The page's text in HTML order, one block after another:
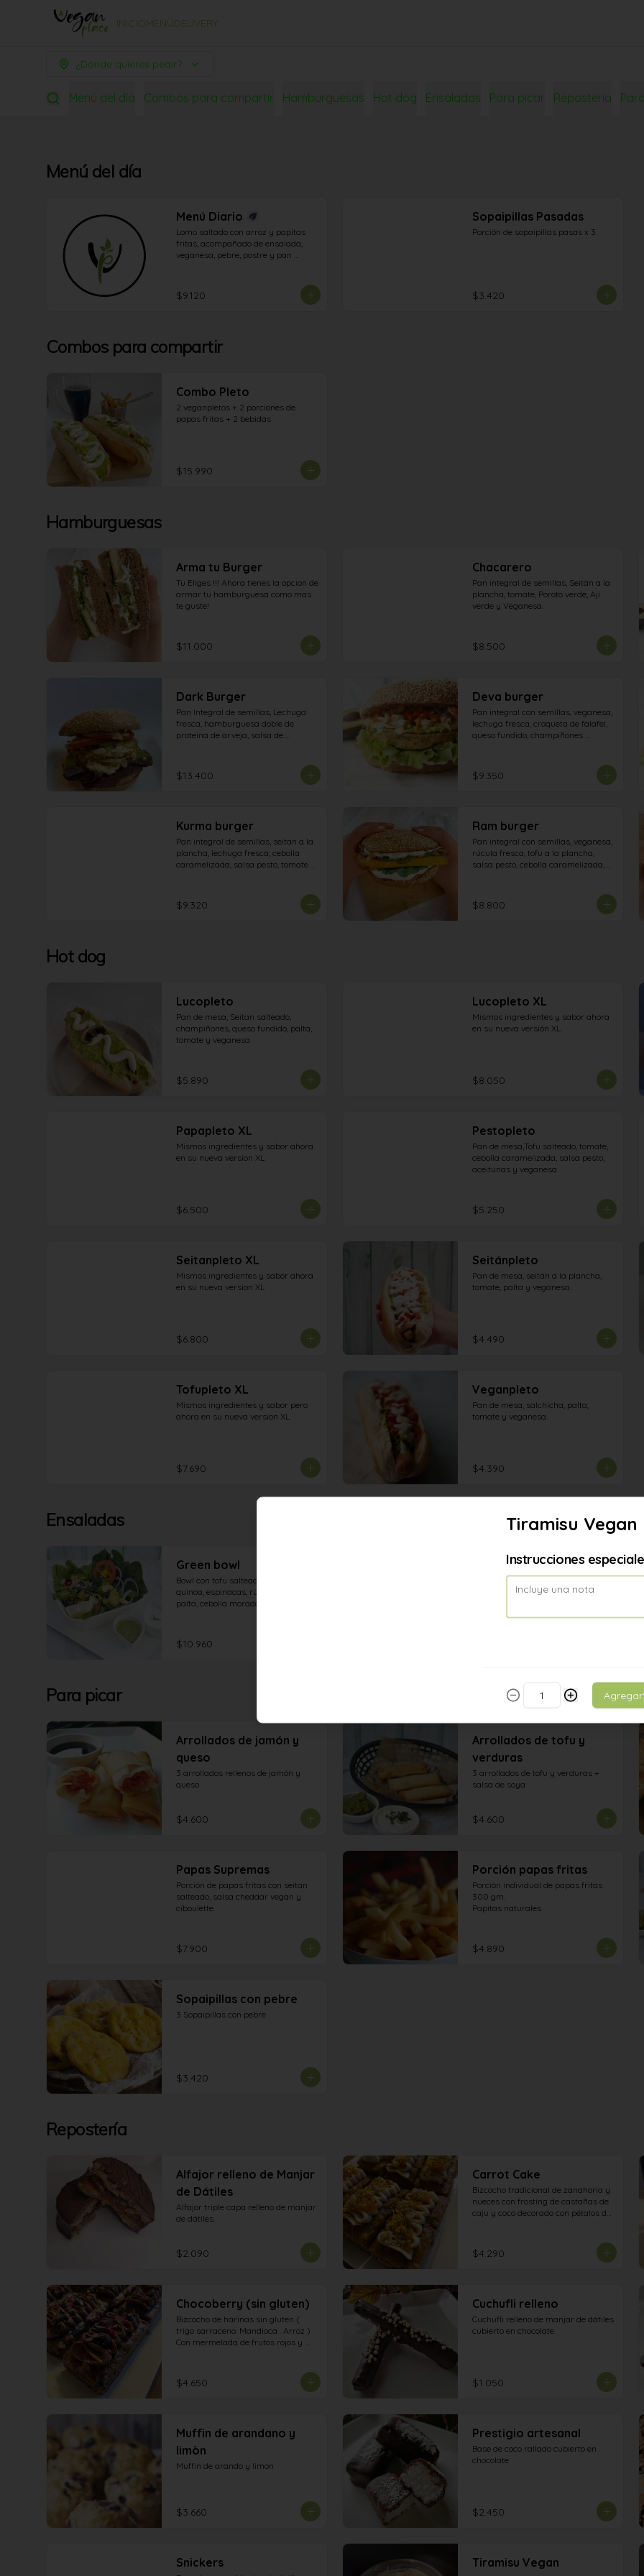
INICIOMENÚDELIVERY
¿Dónde quieres pedir?
Menú del día Combos para compartir Hamburguesas Hot dog Ensaladas Para picar Repostería
Menú del día
Menú Diario
Lomo saltado con arroz y papitas
fritas, acompañado de ensalada,
veganesa, pebre, postre y pan
$9.120
Sopaipillas Pasadas
Porción de sopaipillas pasas x 3
$3.420
Combos para compartir
Combo Pleto
2 veganpletos + 2 porciones de
papas fritas + 2 bebidas
$15.990
Hamburguesas
Arma tu Burger
Tu Eliges !!! Ahora tienes la opcion de
armar tu hamburguesa como mas
te guste!
$11.000
Chacarero
Pan integral de semillas, Seitán a la
plancha, tomate, Poroto verde, Ají
verde y Veganesa.
$8.500
Dark Burger
Pan Integral de semillas, Lechuga
fresca, hamburguesa doble de
proteina de arveja, salsa de
pepinillos frescos
$13.400
Deva burger
Pan integral con semillas, veganesa,
lechuga fresca, croqueta de falafel,
queso fundido, champiñones
$9.350
Kurma burger
Pan integral de semillas, seitan a la
plancha, lechuga fresca, cebolla
caramelizada, salsa pesto, tomate y
$9.320
Ram burger
Pan integral con semillas, veganesa,
rúcula fresca, tofu a la plancha,
salsa pesto, cebolla caramelizada,
$8.800
Hot dog
Lucopleto
Pan de mesa, Seitan salteado,
champiñones, queso fundido, palta,
tomate y veganesa
$5.890
Lucopleto XL
Mismos ingredientes y sabor ahora
en su nueva versión XL
$8.050
Papapleto XL
Mismos ingredientes y sabor ahora
en su nueva version XL
$6.500
Pestopleto
Pan de mesa,Tofu salteado, tomate,
cebolla caramelizada, salsa pesto,
aceitunas y veganesa
$5.250
Seitanpleto XL
Mismos ingredientes y sabor ahora
en su nueva version XL
$6.800
Seitánpleto
Pan de mesa, seitán a la plancha,
tomate, palta y veganesa.
$4.490
Tofupleto XL
Mismos ingredientes y sabor pero
ahora en su nueva version XL
$7.690
Veganpleto
Pan de mesa, salchicha, palta,
tomate y veganesa.
$4.390
Ensaladas
Green bowl
Bowl con tofu salteado, brócoli,
quinoa, espinacas, rúcula, lechuga,
palta, cebolla morada, aceitunas,
$10.960
Para picar
Arrollados de jamón y
queso
3 arrollados rellenos de jamón y
queso
$4.600
Arrollados de tofu y
verduras
3 arrollados de tofu y verduras +
salsa de soya
$4.600
Papas Supremas
Porción de papas fritas con seitan
salteado, salsa cheddar vegan y
ciboulette.
$7.900
Porción papas fritas
Porción individual de papas fritas
300 gm.
Papitas naturales
$4.890
Sopaipillas con pebre
3 Sopaipillas con pebre
$3.420
Repostería
Alfajor relleno de Manjar
de Dátiles
Alfajor triple capa relleno de manjar
de dátiles.
$2.090
Carrot Cake
Bizcocho tradicional de zanahoria y
nueces con frosting de castañas de
caju y coco decorado con pétalos de
$4.290
Chocoberry (sin gluten)
Bizcocho de harinas sin gluten (
trigo sarraceno. Mandioca . Arroz )
Con mermelada de frutos rojos y
chocolate y pétalos de rosa.
$4.650
Cuchufli relleno
Cuchufli relleno de manjar de dátiles
cubierto en chocolate.
$1.050
Muffin de arandano y
limòn
Muffin de arando y limon
$3.660
Prestigio artesanal
Base de coco rallado cubierto en
chocolate
$2.450
Snickers Tiramisu Vegan
Tiramisu Vegan
Instrucciones
Agregar